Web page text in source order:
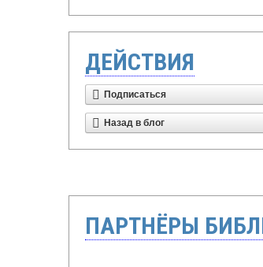
ДЕЙСТВИЯ
Подписаться
Назад в блог
ПАРТНЁРЫ